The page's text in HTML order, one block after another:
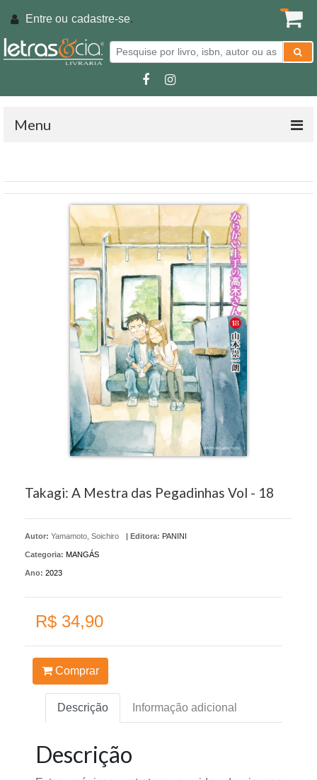
Entre ou cadastre-se.
Menu
Takagi: A Mestra das Pegadinhas Vol - 18
Autor: Yamamoto, Soichiro | Editora: PANINI
Categoria: MANGÁS
Ano: 2023
R$ 34,90
Comprar
Descrição Informação adicional
Descrição